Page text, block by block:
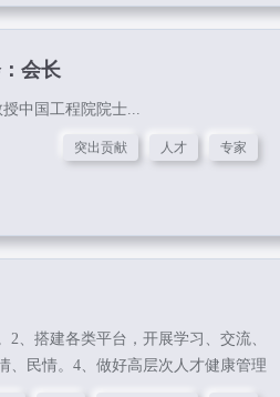
会长
中国工程院院士...
突出贡献 人才 专家
、搭建各类平台，开展学习、交流、
、民情。4、做好高层次人才健康管理